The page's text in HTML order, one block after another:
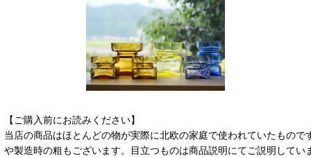
【ご購入前にお読みください】
当店の商品はほとんどの物が実際に北欧の家庭で使われていたもの
や製造時の粗もございます。目立つものは商品説明にてご説明して